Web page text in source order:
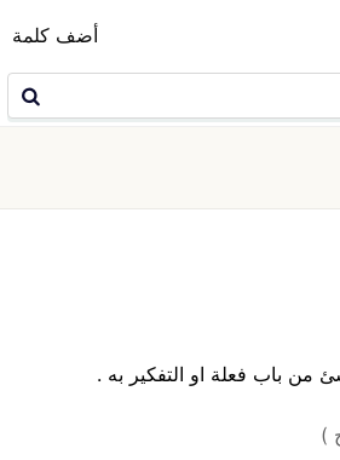
أضف كلمة
من باب فعلة او التفكير به .
)